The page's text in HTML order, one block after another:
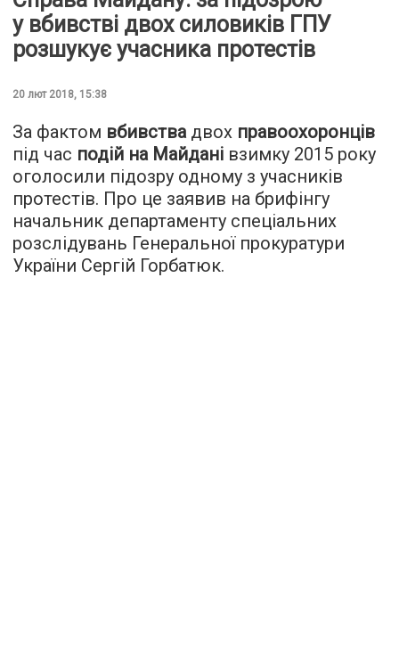
у вбивстві двох силовиків ГПУ
розшукує учасника протестів
20 лют 2018, 15:38
За фактом вбивства двох правоохоронців
під час подій на Майдані взимку 2015 року
оголосили підозру одному з учасників
протестів. Про це заявив на брифінгу
начальник департаменту спеціальних
розслідувань Генеральної прокуратури
України Сергій Горбатюк.